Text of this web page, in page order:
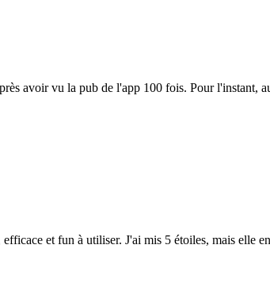
avoir vu la pub de l'app 100 fois. Pour l'instant,
et fun à utiliser. J'ai mis 5 étoiles, mais elle